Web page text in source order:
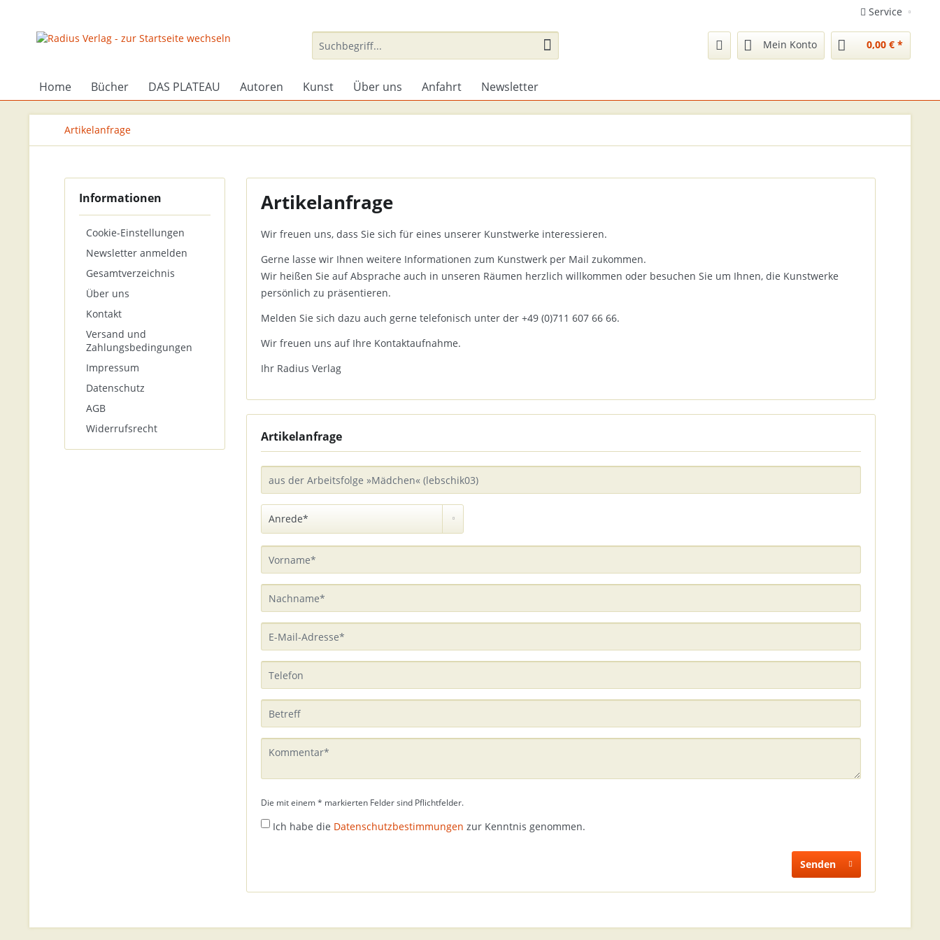
Service
Mein Konto 0,00 € *
Home Bücher DAS PLATEAU Autoren Kunst Über uns Anfahrt Newsletter
Artikelanfrage
Informationen
Cookie-Einstellungen
Newsletter anmelden
Gesamtverzeichnis
Über uns
Kontakt
Versand und
Zahlungsbedingungen
Impressum
Datenschutz
AGB
Widerrufsrecht
Artikelanfrage
Wir freuen uns, dass Sie sich für eines unserer Kunstwerke interessieren.
Gerne lasse wir Ihnen weitere Informationen zum Kunstwerk per Mail zukommen.
Wir heißen Sie auf Absprache auch in unseren Räumen herzlich willkommen oder besuchen Sie um Ihnen, die Kunstwerke
persönlich zu präsentieren.
Melden Sie sich dazu auch gerne telefonisch unter der +49 (0)711 607 66 66.
Wir freuen uns auf Ihre Kontaktaufnahme.
Ihr Radius Verlag
Artikelanfrage
Die mit einem * markierten Felder sind Pflichtfelder.
Ich habe die Datenschutzbestimmungen zur Kenntnis genommen.
Senden